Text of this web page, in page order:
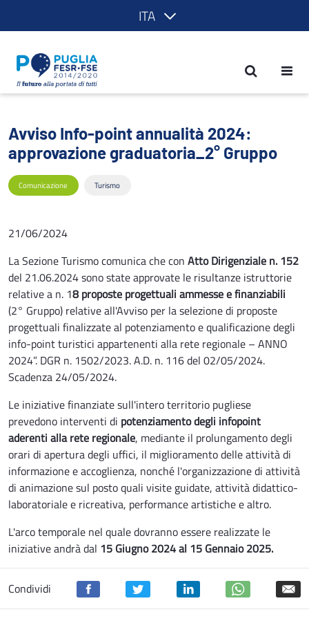
ITA
Avviso Info-point annualità 2024:
Avviso Info-point annualità 2024:
approvazione graduatoria_2° Gruppo
Comunicazione Turismo
21/06/2024
La Sezione Turismo comunica che con Atto Dirigenziale n. 152
del 21.06.2024 sono state approvate le risultanze istruttorie
relative a n. 18 proposte progettuali ammesse e finanziabili
(2° Gruppo) relative all'Avviso per la selezione di proposte
progettuali finalizzate al potenziamento e qualificazione degli
info-point turistici appartenenti alla rete regionale – ANNO
2024”. DGR n. 1502/2023. A.D. n. 116 del 02/05/2024.
Scadenza 24/05/2024.
Le iniziative finanziate sull'intero territorio pugliese
prevedono interventi di potenziamento degli infopoint
aderenti alla rete regionale, mediante il prolungamento degli
orari di apertura degli uffici, il miglioramento delle attività di
informazione e accoglienza, nonché l'organizzazione di attività
di animazione sul posto quali visite guidate, attività didattico-
laboratoriale e ricreativa, performance artistiche e altro.
L'arco temporale nel quale dovranno essere realizzate le
iniziative andrà dal 15 Giugno 2024 al 15 Gennaio 2025.
Condividi